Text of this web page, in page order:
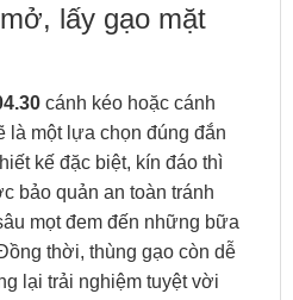
lấy gạo mặt
cánh kéo hoặc cánh
là một lựa chọn đúng đắn
kế đặc biệt, kín đáo thì
bảo quản an toàn tránh
mọt đem đến những bữa
thời, thùng gạo còn dễ
lại trải nghiệm tuyệt vời